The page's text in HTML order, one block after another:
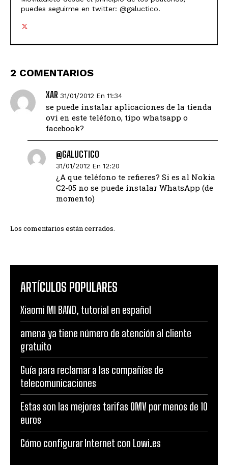
puedes seguirme en twitter: @galuctico.
2 COMENTARIOS
XAR 31/01/2012 En 11:34
se puede instalar aplicaciones de la tienda
ovi en este teléfono, tipo whatsapp o
facebook?
@GALUCTICO
31/01/2012 En 12:20
¿A que teléfono te refieres? Si es al Nokia
C2-05 no se puede instalar WhatsApp (de
momento)
Los comentarios están cerrados.
ARTÍCULOS POPULARES
Xiaomi MI BAND, tutorial en español
amena ya tiene número de atención al cliente
gratuito
Guía para reclamar a las compañías de
telecomunicaciones
Estas son las mejores tarifas OMV por menos de 10
euros
Cómo configurar Internet con Lowi.es